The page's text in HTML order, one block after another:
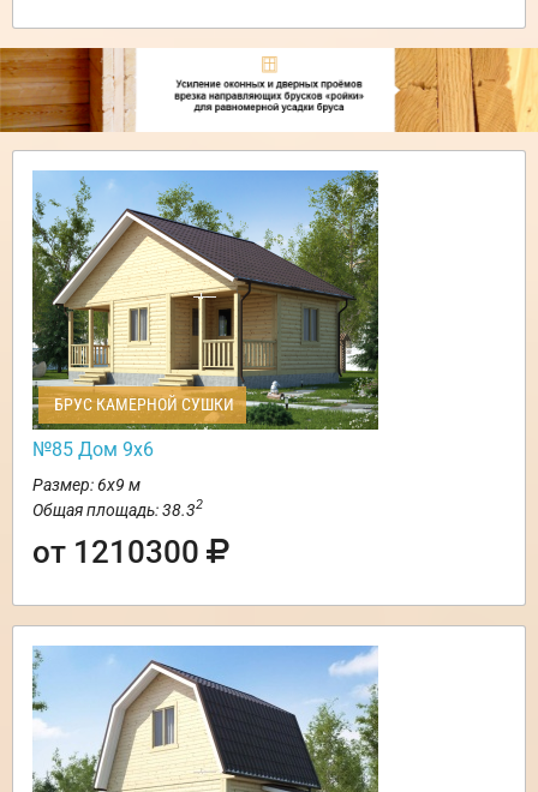
БРУС КАМЕРНОЙ СУШКИ
№85 Дом 9х6
Размер: 6х9 м
Общая площадь: 38.32
от 1210300